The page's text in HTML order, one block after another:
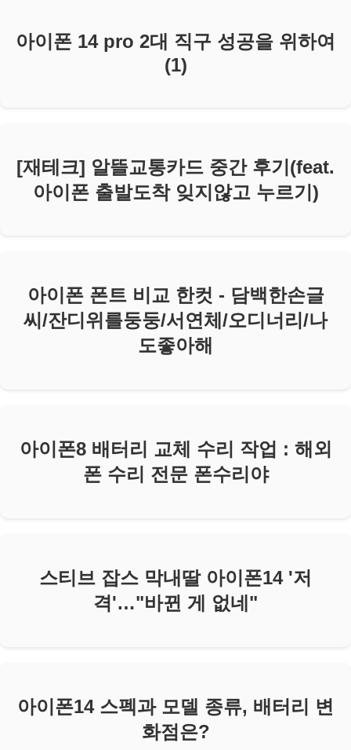
아이폰 14 pro 2대 직구 성공을 위하여
(1)
[재테크] 알뜰교통카드 중간 후기(feat.
아이폰 출발도착 잊지않고 누르기)
아이폰 폰트 비교 한컷 - 담백한손글
씨/잔디위를둥둥/서연체/오디너리/나
도좋아해
아이폰8 배터리 교체 수리 작업 : 해외
폰 수리 전문 폰수리야
스티브 잡스 막내딸 아이폰14 '저
격'…"바뀐 게 없네"
아이폰14 스펙과 모델 종류, 배터리 변
화점은?